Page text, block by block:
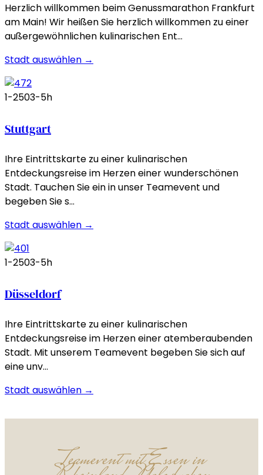
Herzlich willkommen beim Genussmarathon Frankfurt
am Main! Wir heißen Sie herzlich willkommen zu einer
außergewöhnlichen kulinarischen Ent…
Stadt auswählen →
1-2503-5h
Stuttgart
Ihre Eintrittskarte zu einer kulinarischen
Entdeckungsreise im Herzen einer wunderschönen
Stadt. Tauchen Sie ein in unser Teamevent und
begeben Sie s…
Stadt auswählen →
1-2503-5h
Düsseldorf
Ihre Eintrittskarte zu einer kulinarischen
Entdeckungsreise im Herzen einer atemberaubenden
Stadt. Mit unserem Teamevent begeben Sie sich auf
eine unv…
Stadt auswählen →
Teamevent mit Essen in